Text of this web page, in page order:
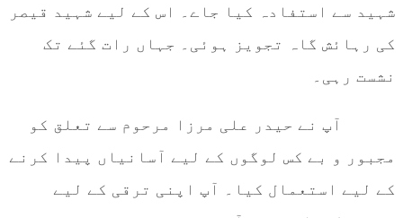
شہید سے استفادہ کیا جاے۔ اس کے لیے شہید قیصر
کی رہائش گاہ تجویز ہوئی۔ جہاں رات گئے تک
نشست رہی۔
آپ نے حیدر علی مرزا مرحوم سے تعلق کو
مجبور و بے کس لوگوں کے لیے آسانیاں پیدا کرنے
کے لیے استعمال کیا۔ آپ اپنی ترقی کے لیے